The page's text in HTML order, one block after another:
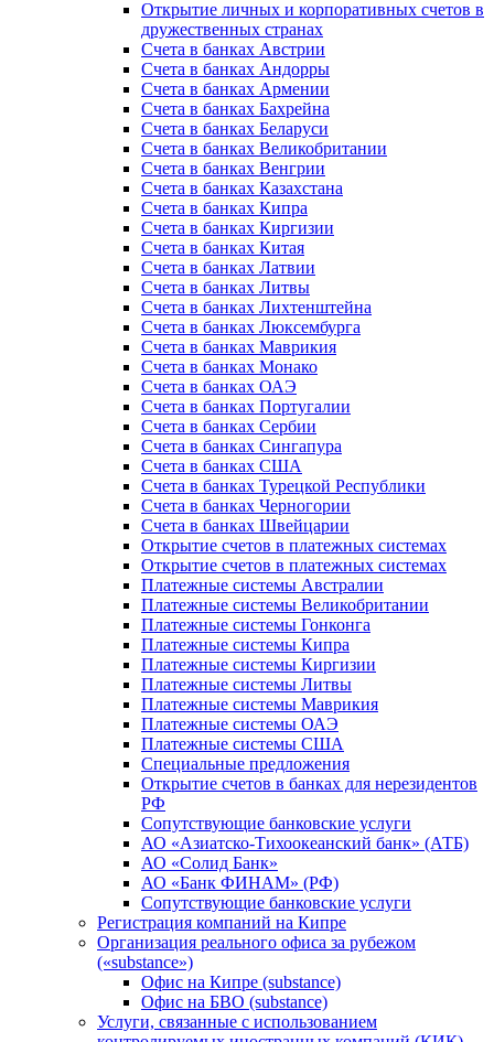
Открытие личных и корпоративных счетов в
дружественных странах
Счета в банках Австрии
Счета в банках Андорры
Счета в банках Армении
Счета в банках Бахрейна
Счета в банках Беларуси
Счета в банках Великобритании
Счета в банках Венгрии
Счета в банках Казахстана
Счета в банках Кипра
Счета в банках Киргизии
Счета в банках Китая
Счета в банках Латвии
Счета в банках Литвы
Счета в банках Лихтенштейна
Счета в банках Люксембурга
Счета в банках Маврикия
Счета в банках Монако
Счета в банках ОАЭ
Счета в банках Португалии
Счета в банках Сербии
Счета в банках Сингапура
Счета в банках США
Счета в банках Турецкой Республики
Счета в банках Черногории
Счета в банках Швейцарии
Открытие счетов в платежных системах
Открытие счетов в платежных системах
Платежные системы Австралии
Платежные системы Великобритании
Платежные системы Гонконга
Платежные системы Кипра
Платежные системы Киргизии
Платежные системы Литвы
Платежные системы Маврикия
Платежные системы ОАЭ
Платежные системы США
Специальные предложения
Открытие счетов в банках для нерезидентов
РФ
Сопутствующие банковские услуги
АО «Азиатско-Тихоокеанский банк» (АТБ)
АО «Солид Банк»
АО «Банк ФИНАМ» (РФ)
Сопутствующие банковские услуги
Регистрация компаний на Кипре
Организация реального офиса за рубежом
(«substance»)
Офис на Кипре (substance)
Офис на БВО (substance)
Услуги, связанные с использованием